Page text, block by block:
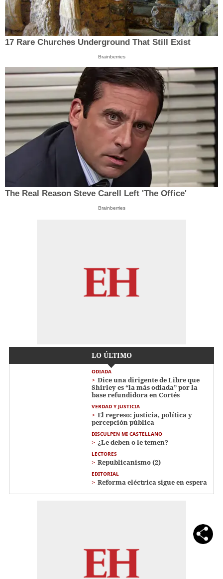
17 Rare Churches Underground That Still Exist
Brainberries
The Real Reason Steve Carell Left 'The Office'
Brainberries
LO ÚLTIMO
ODIADA
Dice una dirigente de Libre que
Shirley es “la más odiada” por la
base refundidora en Cortés
VERDAD Y JUSTICIA
El regreso: justicia, política y
percepción pública
DISCULPEN MI CASTELLANO
¿Le deben o le temen?
LECTORES
Republicanismo (2)
EDITORIAL
Reforma eléctrica sigue en espera